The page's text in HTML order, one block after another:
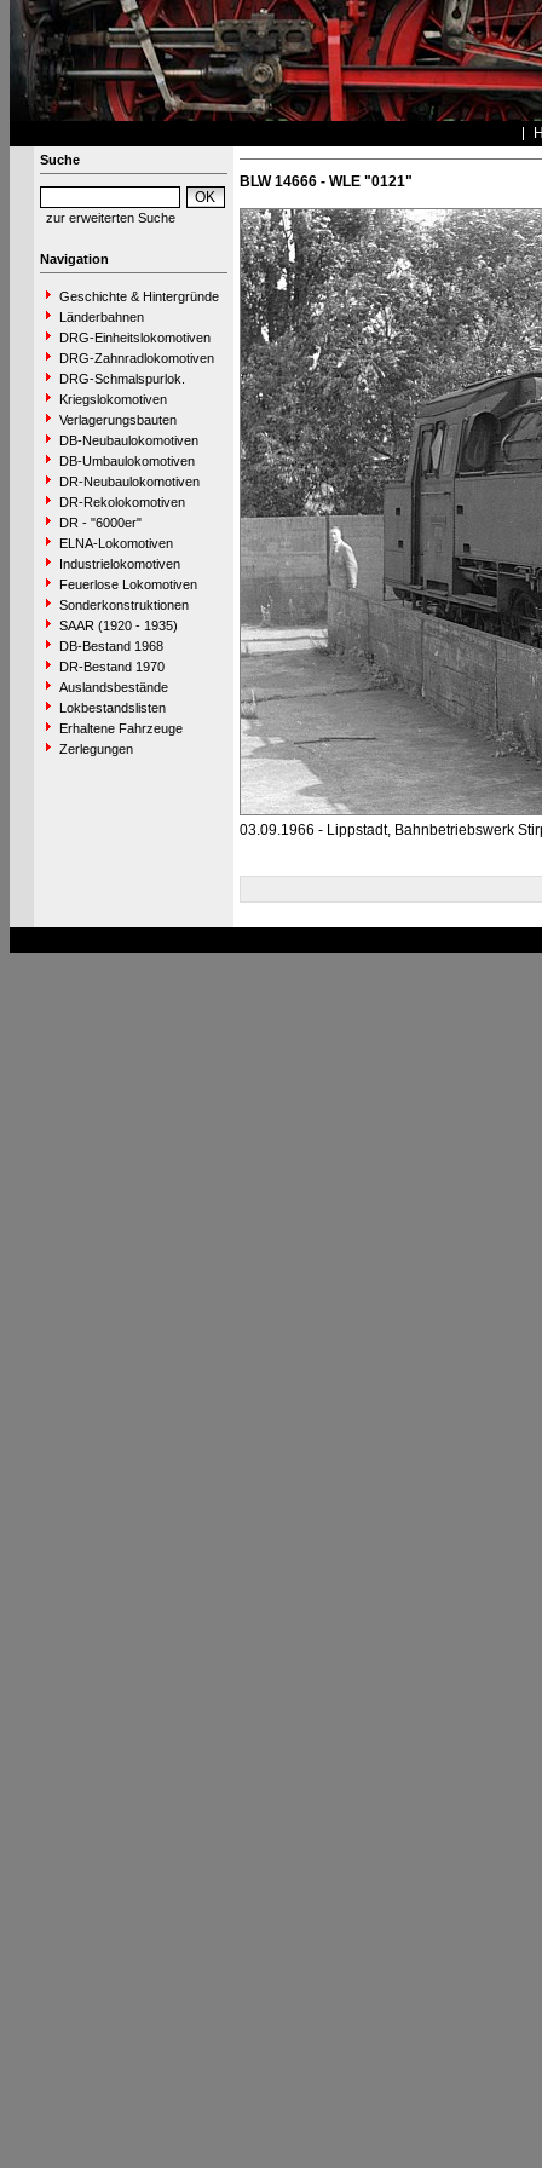
Suche
zur erweiterten Suche
Navigation
Geschichte & Hintergründe
Länderbahnen
DRG-Einheitslokomotiven
DRG-Zahnradlokomotiven
DRG-Schmalspurlok.
Kriegslokomotiven
Verlagerungsbauten
DB-Neubaulokomotiven
DB-Umbaulokomotiven
DR-Neubaulokomotiven
DR-Rekolokomotiven
DR - "6000er"
ELNA-Lokomotiven
Industrielokomotiven
Feuerlose Lokomotiven
Sonderkonstruktionen
SAAR (1920 - 1935)
DB-Bestand 1968
DR-Bestand 1970
Auslandsbestände
Lokbestandslisten
Erhaltene Fahrzeuge
Zerlegungen
BLW 14666 - WLE "0121"
03.09.1966 - Lippstadt, Bahnbetriebswerk